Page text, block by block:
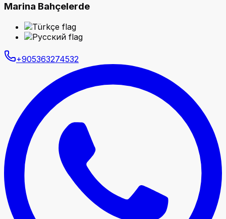
Marina Bahçelerde
+905363274532